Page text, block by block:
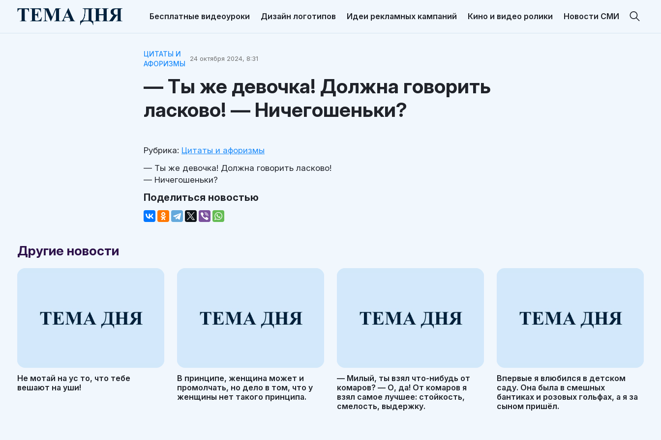
Бесплатные видеоуроки Дизайн логотипов Идеи рекламных кампаний Кино и видео ролики Новости СМИ
ЦИТАТЫ И
АФОРИЗМЫ
24 октября 2024, 8:31
— Ты же девочка! Должна говорить
ласково! — Ничегошеньки?
Рубрика: Цитаты и афоризмы
— Ты же девочка! Должна говорить ласково!
— Ничегошеньки?
Поделиться новостью
Другие новости
Не мотай на ус то, что тебе
вешают на уши!
В принципе, женщина может и
промолчать, но дело в том, что у
женщины нет такого принципа.
— Милый, ты взял что-нибудь от
комаров? — О, да! От комаров я
взял самое лучшее: стойкость,
смелость, выдержку.
Впервые я влюбился в детском
саду. Она была в смешных
бантиках и розовых гольфах, а я за
сыном пришёл.